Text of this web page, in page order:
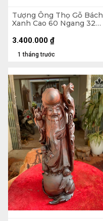
Tượng Ông Thọ Gỗ Bách
Xanh Cao 60 Ngang 32
1 tháng trước
3.400.000 ₫